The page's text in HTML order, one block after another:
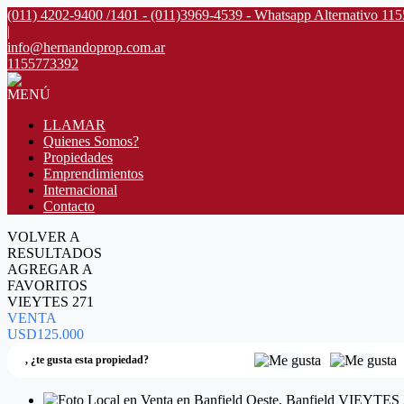
(011) 4202-9400 /1401 - (011)3969-4539 - Whatsapp Alternativo
|
info@hernandoprop.com.ar
1155773392
MENÚ
LLAMAR
Quienes Somos?
Propiedades
Emprendimientos
Internacional
Contacto
VOLVER A
RESULTADOS
AGREGAR A
FAVORITOS
VIEYTES 271
VENTA
USD125.000
, ¿te gusta esta propiedad?